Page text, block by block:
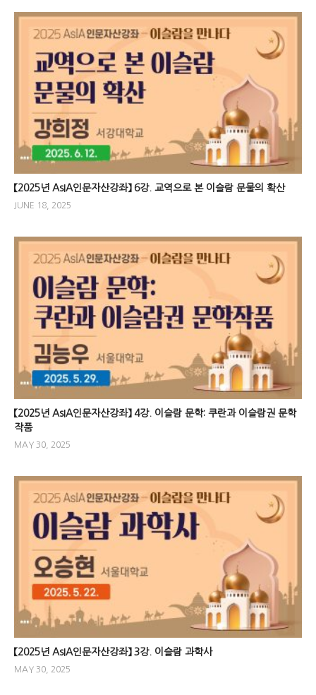
【2025년 AsIA인문자산강좌】 6강. 교역으로 본 이슬람 문물의 확산
JUNE 18, 2025
【2025년 AsIA인문자산강좌】 4강. 이슬람 문학: 쿠란과 이슬람권 문학
작품
MAY 30, 2025
【2025년 AsIA인문자산강좌】 3강. 이슬람 과학사
MAY 30, 2025